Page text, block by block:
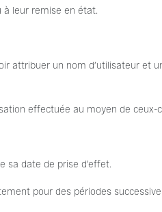
à leur remise en état.
attribuer un nom d’utilisateur et
effectuée au moyen de ceux-
sa date de prise d’effet.
pour des périodes